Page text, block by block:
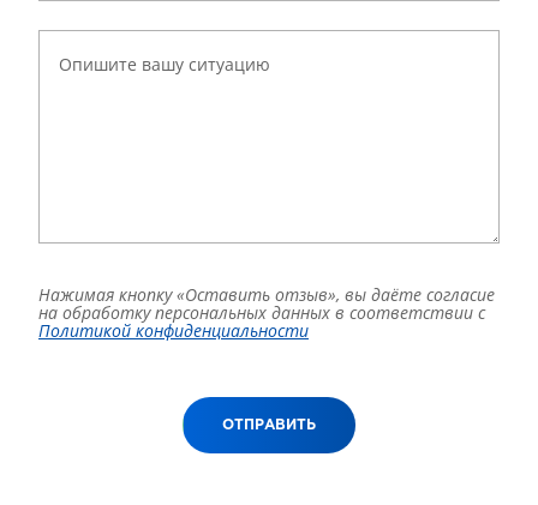
Нажимая кнопку «Оставить отзыв», вы даёте согласие
на обработку персональных данных в соответствии с
Политикой конфиденциальности
ОТПРАВИТЬ